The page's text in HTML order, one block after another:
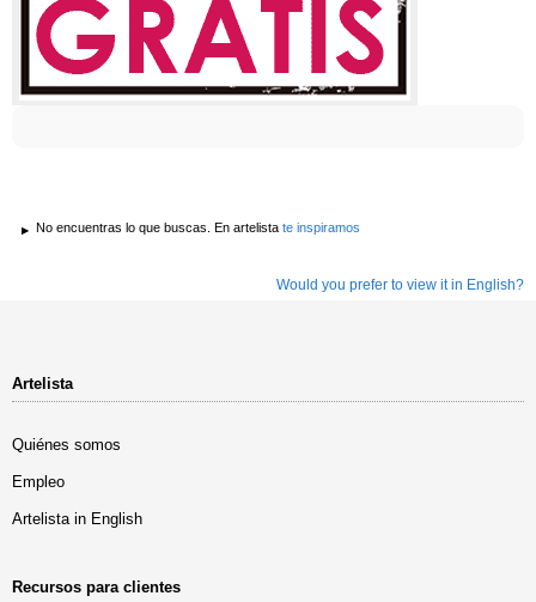
No encuentras lo que buscas. En artelista te inspiramos
Would you prefer to view it in English?
Artelista
Quiénes somos
Empleo
Artelista in English
Recursos para clientes